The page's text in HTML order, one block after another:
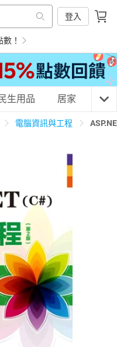
登入
！
民生用品
運動休閒
化妝保養 情趣用品
民生用品 居家 3C
電腦資訊與工程